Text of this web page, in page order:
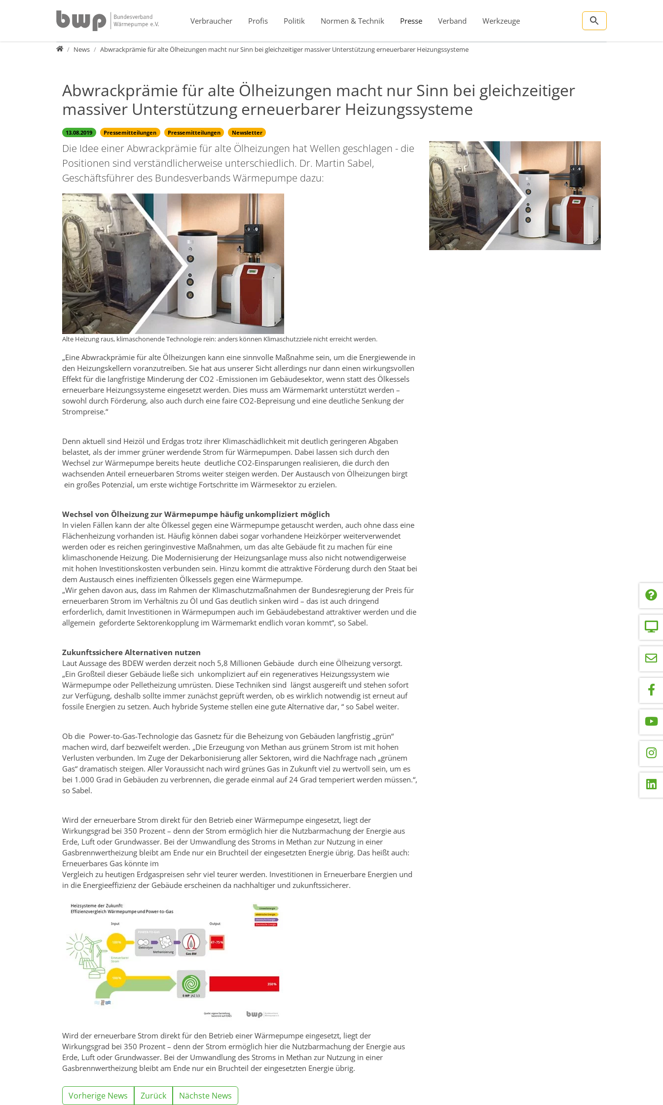
Verbraucher
Profis Politik Normen & Technik Presse Verband Werkzeuge
PresseNews Abwrackprämie für alte Ölheizungen macht nur Sinn bei gleichzeitiger massiver Unterstützung erneuerbarer Heizungssysteme
Abwrackprämie für alte Ölheizungen macht nur Sinn bei gleichzeitiger
massiver Unterstützung erneuerbarer Heizungssysteme
13.08.2019 Pressemitteilungen Pressemitteilungen Newsletter
Die Idee einer Abwrackprämie für alte Ölheizungen hat Wellen geschlagen - die
Positionen sind verständlicherweise unterschiedlich. Dr. Martin Sabel,
Geschäftsführer des Bundesverbands Wärmepumpe dazu:
Alte Heizung raus, klimaschonende Technologie rein: anders können Klimaschutzziele nicht erreicht werden.
„Eine Abwrackprämie für alte Ölheizungen kann eine sinnvolle Maßnahme sein, um die Energiewende in
den Heizungskellern voranzutreiben. Sie hat aus unserer Sicht allerdings nur dann einen wirkungsvollen
Effekt für die langfristige Minderung der CO2 -Emissionen im Gebäudesektor, wenn statt des Ölkessels
erneuerbare Heizungssysteme eingesetzt werden. Dies muss am Wärmemarkt unterstützt werden –
sowohl durch Förderung, also auch durch eine faire CO2-Bepreisung und eine deutliche Senkung der
Strompreise.“
Denn aktuell sind Heizöl und Erdgas trotz ihrer Klimaschädlichkeit mit deutlich geringeren Abgaben
belastet, als der immer grüner werdende Strom für Wärmepumpen. Dabei lassen sich durch den
Wechsel zur Wärmepumpe bereits heute deutliche CO2-Einsparungen realisieren, die durch den
wachsenden Anteil erneuerbaren Stroms weiter steigen werden. Der Austausch von Ölheizungen birgt
ein großes Potenzial, um erste wichtige Fortschritte im Wärmesektor zu erzielen.
Wechsel von Ölheizung zur Wärmepumpe häufig unkompliziert möglich
In vielen Fällen kann der alte Ölkessel gegen eine Wärmepumpe getauscht werden, auch ohne dass eine
Flächenheizung vorhanden ist. Häufig können dabei sogar vorhandene Heizkörper weiterverwendet
werden oder es reichen geringinvestive Maßnahmen, um das alte Gebäude fit zu machen für eine
klimaschonende Heizung. Die Modernisierung der Heizungsanlage muss also nicht notwendigerweise
mit hohen Investitionskosten verbunden sein. Hinzu kommt die attraktive Förderung durch den Staat bei
dem Austausch eines ineffizienten Ölkessels gegen eine Wärmepumpe.
„Wir gehen davon aus, dass im Rahmen der Klimaschutzmaßnahmen der Bundesregierung der Preis für
erneuerbaren Strom im Verhältnis zu Öl und Gas deutlich sinken wird – das ist auch dringend
erforderlich, damit Investitionen in Wärmepumpen auch im Gebäudebestand attraktiver werden und die
allgemein geforderte Sektorenkopplung im Wärmemarkt endlich voran kommt“, so Sabel.
Zukunftssichere Alternativen nutzen
Laut Aussage des BDEW werden derzeit noch 5,8 Millionen Gebäude durch eine Ölheizung versorgt.
„Ein Großteil dieser Gebäude ließe sich unkompliziert auf ein regeneratives Heizungssystem wie
Wärmepumpe oder Pelletheizung umrüsten. Diese Techniken sind längst ausgereift und stehen sofort
zur Verfügung, deshalb sollte immer zunächst geprüft werden, ob es wirklich notwendig ist erneut auf
fossile Energien zu setzen. Auch hybride Systeme stellen eine gute Alternative dar, “ so Sabel weiter.
Ob die Power-to-Gas-Technologie das Gasnetz für die Beheizung von Gebäuden langfristig „grün“
machen wird, darf bezweifelt werden. „Die Erzeugung von Methan aus grünem Strom ist mit hohen
Verlusten verbunden. Im Zuge der Dekarbonisierung aller Sektoren, wird die Nachfrage nach „grünem
Gas“ dramatisch steigen. Aller Voraussicht nach wird grünes Gas in Zukunft viel zu wertvoll sein, um es
bei 1.000 Grad in Gebäuden zu verbrennen, die gerade einmal auf 24 Grad temperiert werden müssen.“,
so Sabel.
Wird der erneuerbare Strom direkt für den Betrieb einer Wärmepumpe eingesetzt, liegt der
Wirkungsgrad bei 350 Prozent – denn der Strom ermöglich hier die Nutzbarmachung der Energie aus
Erde, Luft oder Grundwasser. Bei der Umwandlung des Stroms in Methan zur Nutzung in einer
Gasbrennwertheizung bleibt am Ende nur ein Bruchteil der eingesetzten Energie übrig. Das heißt auch:
Erneuerbares Gas könnte im
Vergleich zu heutigen Erdgaspreisen sehr viel teurer werden. Investitionen in Erneuerbare Energien und
in die Energieeffizienz der Gebäude erscheinen da nachhaltiger und zukunftssicherer.
Wird der erneuerbare Strom direkt für den Betrieb einer Wärmepumpe eingesetzt, liegt der
Wirkungsgrad bei 350 Prozent – denn der Strom ermöglich hier die Nutzbarmachung der Energie aus
Erde, Luft oder Grundwasser. Bei der Umwandlung des Stroms in Methan zur Nutzung in einer
Gasbrennwertheizung bleibt am Ende nur ein Bruchteil der eingesetzten Energie übrig.
Vorherige News Zurück Nächste News